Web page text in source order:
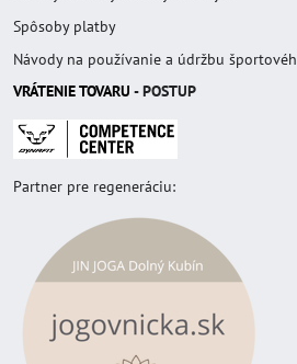
Spôsoby platby
Návody na používanie a údržbu
VRÁTENIE TOVARU - POSTUP
Partner pre regeneráciu: